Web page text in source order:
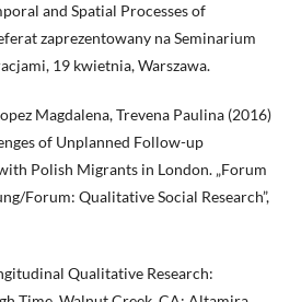
and Spatial Processes of
zaprezentowany na Seminarium
19 kwietnia, Warszawa.
Magdalena, Trevena Paulina (2016)
of Unplanned Follow-up
Polish Migrants in London. „Forum
Forum: Qualitative Social Research”,
Qualitative Research: